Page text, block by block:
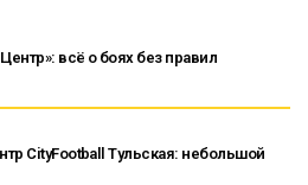
всё о боях без правил
CityFootball Тульская: небольшой